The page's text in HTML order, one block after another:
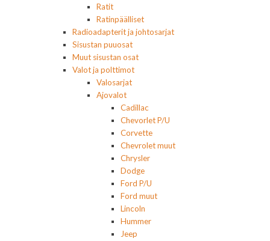
Ratit
Ratinpäälliset
Radioadapterit ja johtosarjat
Sisustan puuosat
Muut sisustan osat
Valot ja polttimot
Valosarjat
Ajovalot
Cadillac
Chevorlet P/U
Corvette
Chevrolet muut
Chrysler
Dodge
Ford P/U
Ford muut
Lincoln
Hummer
Jeep